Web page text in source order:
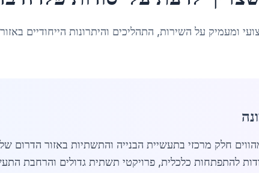
ומעמיק על השירות, התהליכים והיתרונות הייחודיים
להתפתחות כלכלית, פרויקטי תשתית גדולים והרחבת